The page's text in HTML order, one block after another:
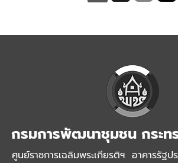
กรมการพัฒนาชุมชน กระท
ศูนย์ราชการเฉลิมพระเกียรติฯ อาคารรัฐป